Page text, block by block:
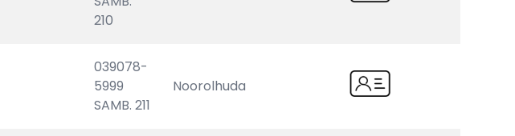
210
039078-
5999
SAMB. 211
Noorolhuda